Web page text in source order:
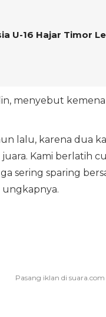
U-16 Hajar Timor
menyebut
lalu, karena dua
Kami berlatih
sering sparing
ungkapnya.